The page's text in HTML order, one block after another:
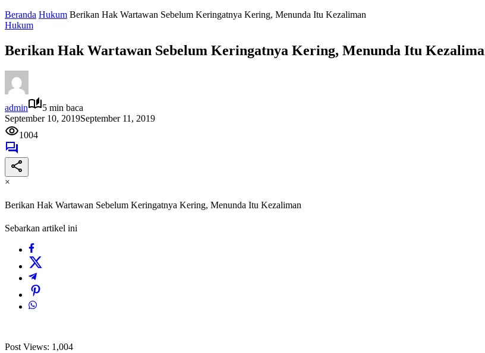
Beranda Hukum Berikan Hak Wartawan Sebelum Keringatnya Kering, Menunda Itu Kezaliman
Hukum
Berikan Hak Wartawan Sebelum Keringatnya Kering, Menunda Itu
admin
5 min baca
September 10, 2019September 11, 2019
1004
×
Berikan Hak Wartawan Sebelum Keringatnya Kering, Menunda Itu Kezaliman
Sebarkan artikel ini
Post Views: 1,004